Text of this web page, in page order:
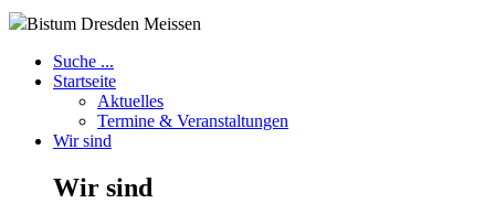
Bistum Dresden Meissen
Suche ...
Startseite
Aktuelles
Termine & Veranstaltungen
Wir sind
Wir sind